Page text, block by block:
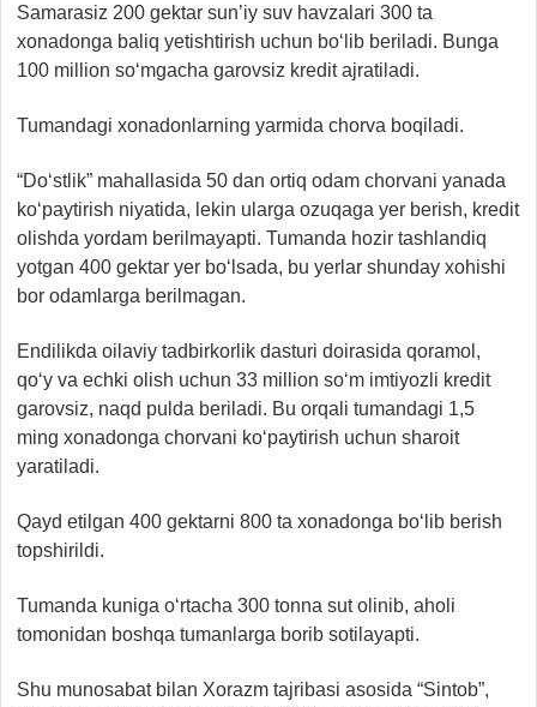
Samarasiz 200 gektar sun’iy suv havzalari 300 ta
xonadonga baliq yetishtirish uchun bo‘lib beriladi. Bunga
100 million so‘mgacha garovsiz kredit ajratiladi.
Tumandagi xonadonlarning yarmida chorva boqiladi.
“Do‘stlik” mahallasida 50 dan ortiq odam chorvani yanada
ko‘paytirish niyatida, lekin ularga ozuqaga yer berish, kredit
olishda yordam berilmayapti. Tumanda hozir tashlandiq
yotgan 400 gektar yer bo‘lsada, bu yerlar shunday xohishi
bor odamlarga berilmagan.
Endilikda oilaviy tadbirkorlik dasturi doirasida qoramol,
qo‘y va echki olish uchun 33 million so‘m imtiyozli kredit
garovsiz, naqd pulda beriladi. Bu orqali tumandagi 1,5
ming xonadonga chorvani ko‘paytirish uchun sharoit
yaratiladi.
Qayd etilgan 400 gektarni 800 ta xonadonga bo‘lib berish
topshirildi.
Tumanda kuniga o‘rtacha 300 tonna sut olinib, aholi
tomonidan boshqa tumanlarga borib sotilayapti.
Shu munosabat bilan Xorazm tajribasi asosida “Sintob”,